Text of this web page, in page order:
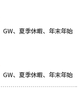
、夏季休暇、年末年始
、夏季休暇、年末年始